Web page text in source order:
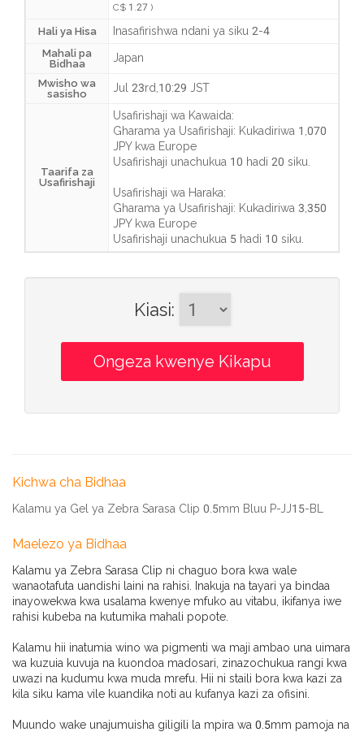
C$ 1.27 )
Hali ya Hisa Inasafirishwa ndani ya siku 2-4
Mahali pa
Bidhaa
Japan
Mwisho wa
sasisho
Jul 23rd,10:29 JST
Taarifa za
Usafirishaji
Usafirishaji wa Kawaida:
Gharama ya Usafirishaji: Kukadiriwa 1,070
JPYkwa Europe
Usafirishaji unachukua 10 hadi 20 siku
Usafirishaji wa Haraka:
Gharama ya Usafirishaji: Kukadiriwa 3,350
JPYkwa Europe
Usafirishaji unachukua 5 hadi 10 siku
Kiasi:
Kichwa cha Bidhaa
Kalamu ya Gel ya Zebra Sarasa Clip 0.5mm Bluu P-JJ15-BL
Maelezo ya Bidhaa
Kalamu ya Zebra Sarasa Clip ni chaguo bora kwa wale
wanaotafuta uandishi laini na rahisi. Inakuja na tayari ya bindaa
inayowekwa kwa usalama kwenye mfuko au vitabu, ikifanya iwe
rahisi kubeba na kutumika mahali popote.
Kalamu hii inatumia wino wa pigmenti wa maji ambao una uimara
wa kuzuia kuvuja na kuondoa madosari, zinazochukua rangi kwa
uwazi na kudumu kwa muda mrefu. Hii ni staili bora kwa kazi za
kila siku kama vile kuandika noti au kufanya kazi za ofisini.
Muundo wake unajumuisha giligili la mpira wa 0.5mm pamoja na